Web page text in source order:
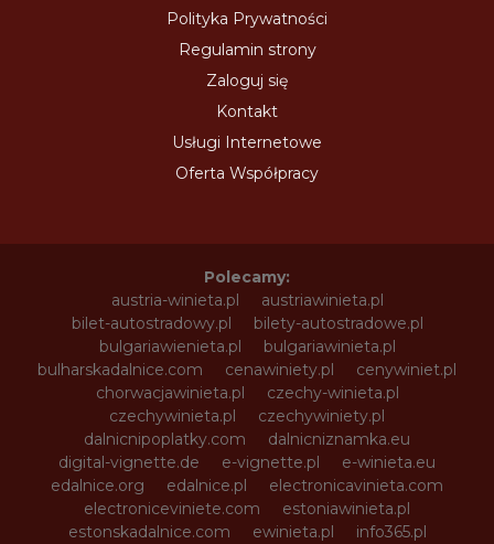
Polityka Prywatności
Regulamin strony
Zaloguj się
Kontakt
Usługi Internetowe
Oferta Współpracy
Polecamy:
austria-winieta.pl
austriawinieta.pl
bilet-autostradowy.pl
bilety-autostradowe.pl
bulgariawienieta.pl
bulgariawinieta.pl
bulharskadalnice.com
cenawiniety.pl
cenywiniet.pl
chorwacjawinieta.pl
czechy-winieta.pl
czechywinieta.pl
czechywiniety.pl
dalnicnipoplatky.com
dalnicniznamka.eu
digital-vignette.de
e-vignette.pl
e-winieta.eu
edalnice.org
edalnice.pl
electronicavinieta.com
electroniceviniete.com
estoniawinieta.pl
estonskadalnice.com
ewinieta.pl
info365.pl